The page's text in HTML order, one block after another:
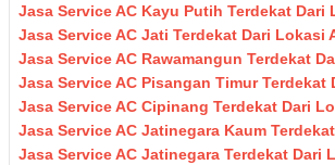
Jasa Service AC Kayu Putih Terdekat Dari
Jasa Service AC Jati Terdekat Dari Lokasi
Jasa Service AC Rawamangun Terdekat
Jasa Service AC Pisangan Timur Terdekat
Jasa Service AC Cipinang Terdekat Dari
Jasa Service AC Jatinegara Kaum
Jasa Service AC Jatinegara Terdekat Dari